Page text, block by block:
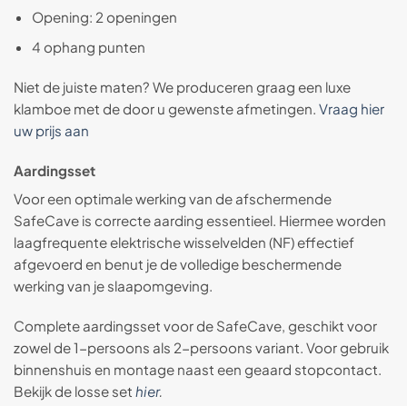
Opening: 2 openingen
4 ophang punten
Niet de juiste maten? We produceren graag een luxe
klamboe met de door u gewenste afmetingen. Vraag hier
uw prijs aan
Aardingsset
Voor een optimale werking van de afschermende
SafeCave is correcte aarding essentieel. Hiermee worden
laagfrequente elektrische wisselvelden (NF) effectief
afgevoerd en benut je de volledige beschermende
werking van je slaapomgeving.
Complete aardingsset voor de SafeCave, geschikt voor
zowel de 1-persoons als 2-persoons variant. Voor gebruik
binnenshuis en montage naast een geaard stopcontact.
Bekijk de losse set hier.